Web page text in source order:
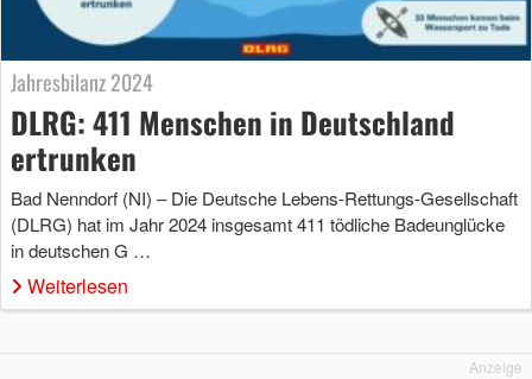
Jahresbilanz 2024
DLRG: 411 Menschen in Deutschland
ertrunken
Bad Nenndorf (NI) – Die Deutsche Lebens-Rettungs-Gesellschaft
(DLRG) hat im Jahr 2024 insgesamt 411 tödliche Badeunglücke
in deutschen G …
Weiterlesen
Anzeige